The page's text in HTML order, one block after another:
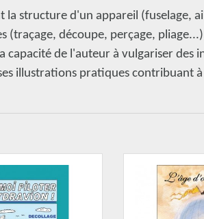
structure d'un appareil (fuselage,
(traçage, découpe, perçage,
capacité de l'auteur à vulgariser des
illustrations pratiques contribuant